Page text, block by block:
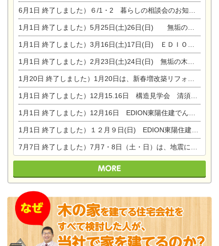
6月1日 終了しました）６/1・2 暮らしの相談会のお知らせ
1月1日 終了しました）5月25日(土)26日(日) 無垢の木の家体感見学会開催☆
1月1日 終了しました）3月16日(土)17日(日) ＥＤＩＯＮ東陽住建でんき館 総決算まつり
1月1日 終了しました）2月23日(土)24日(日) 無垢の木の家 完成見学会
1月20日 終了しました）1月20日は、新春増改築リフォームまつり＆家の修理祭り＆家電まつりです。
1月1日 終了しました）12月15.16日 構造見学会 清須市西枇杷島町弁天
1月1日 終了しました）12月16日 EDION東陽住建でんき OPEN第二弾イベント！！
1月1日 終了しました）１２月９日(日) EDION東陽住建でんき館プレＯＰＥＮ！＆家の修理まつり
7月7日 終了しました）7月7・8日（土・日）は、地震に強くて安心！暮らしを楽しむ東濃ひのきの平屋の家体験見学会を開催します。ぜひお越しください。